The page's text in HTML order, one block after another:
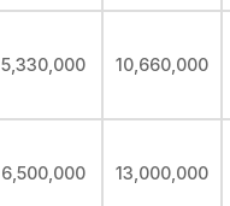
5,330,000 10,660,000
6,500,000 13,000,000